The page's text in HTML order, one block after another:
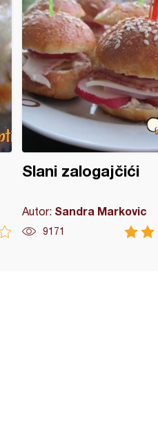
Slani zalogajčići
Autor: Sandra Markovic
9171